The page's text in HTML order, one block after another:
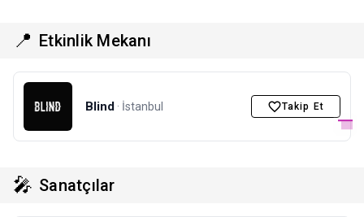
📍 Etkinlik Mekanı
Blind · İstanbul Takip Et
🎤 Sanatçılar